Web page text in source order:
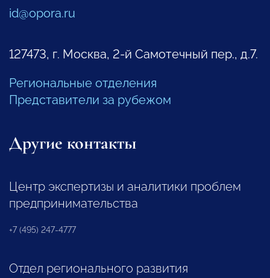
id@opora.ru
127473, г. Москва, 2-й Самотечный пер., д.7.
Региональные отделения
Представители за рубежом
Другие контакты
Центр экспертизы и аналитики проблем
предпринимательства
+7 (495) 247-4777
Отдел регионального развития